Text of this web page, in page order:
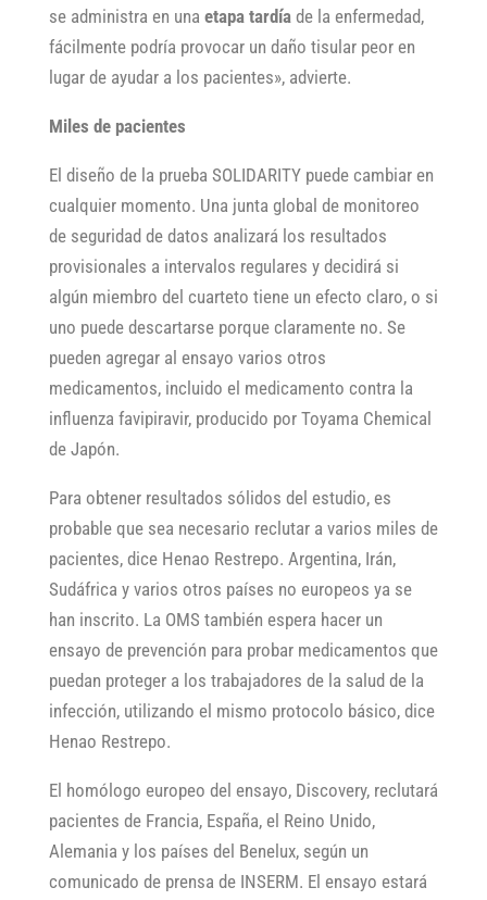
se administra en una etapa tardíade la enfermedad,
fácilmente podría provocar un daño tisular peor en
lugar de ayudar a los pacientes», advierte.
Miles de pacientes
El diseño de la prueba SOLIDARITY puede cambiar en
cualquier momento. Una junta global de monitoreo
de seguridad de datos analizará los resultados
provisionales a intervalos regulares y decidirá si
algún miembro del cuarteto tiene un efecto claro, o si
uno puede descartarse porque claramente no. Se
pueden agregar al ensayo varios otros
medicamentos, incluido el medicamento contra la
influenza favipiravir, producido por Toyama Chemical
de Japón.
Para obtener resultados sólidos del estudio, es
probable que sea necesario reclutar a varios miles de
pacientes, dice Henao Restrepo. Argentina, Irán,
Sudáfrica y varios otros países no europeos ya se
han inscrito. La OMS también espera hacer un
ensayo de prevención para probar medicamentos que
puedan proteger a los trabajadores de la salud de la
infección, utilizando el mismo protocolo básico, dice
Henao Restrepo.
El homólogo europeo del ensayo, Discovery, reclutará
pacientes de Francia, España, el Reino Unido,
Alemania y los países del Benelux, según un
comunicado de prensa de INSERM. El ensayo estará